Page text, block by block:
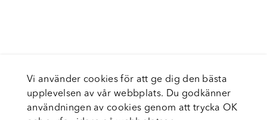
Vi använder cookies för att ge dig den bästa
upplevelsen av vår webbplats. Du godkänner
användningen av cookies genom att trycka OK